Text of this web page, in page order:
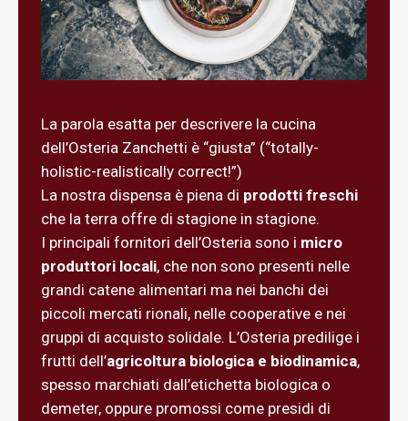
La parola esatta per descrivere la cucina
dell’Osteria Zanchetti è “giusta” (“totally-
holistic-realistically correct!”)
La nostra dispensa è piena di prodotti freschi
che la terra offre di stagione in stagione.
I principali fornitori dell’Osteria sono i micro
produttori locali, che non sono presenti nelle
grandi catene alimentari ma nei banchi dei
piccoli mercati rionali, nelle cooperative e nei
gruppi di acquisto solidale. L’Osteria predilige i
frutti dell’agricoltura biologica e biodinamica,
spesso marchiati dall’etichetta biologica o
demeter, oppure promossi come presidi di